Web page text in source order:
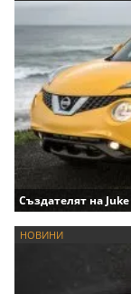
Създателят на
НОВИНИ